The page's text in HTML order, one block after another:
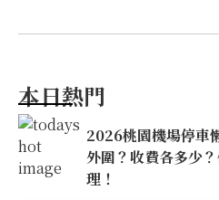
本日熱門
2026桃園機場停車
外圍？收費各多少
理！